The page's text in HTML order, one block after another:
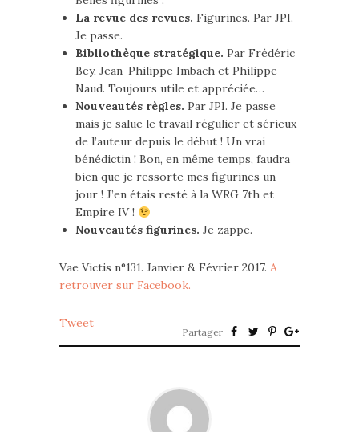
La revue des revues. Figurines. Par JPI.
Je passe.
Bibliothèque stratégique. Par Frédéric
Bey, Jean-Philippe Imbach et Philippe
Naud. Toujours utile et appréciée…
Nouveautés règles. Par JPI. Je passe
mais je salue le travail régulier et sérieux
de l’auteur depuis le début ! Un vrai
bénédictin ! Bon, en même temps, faudra
bien que je ressorte mes figurines un
jour ! J’en étais resté à la WRG 7th et
Empire IV !
Nouveautés figurines. Je zappe.
Vae Victis n°131. Janvier & Février 2017. A
retrouver sur Facebook.
Tweet
Partager